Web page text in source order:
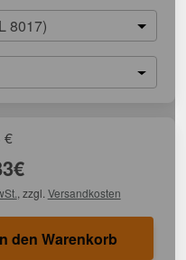
8017)
€
€
, zzgl. Versandkosten
den Warenkorb